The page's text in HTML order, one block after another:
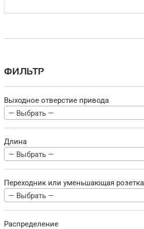
ФИЛЬТР
Выходное отверстие привода
— Выбрать —
Длина
— Выбрать —
Переходник или уменьшающая розетка
— Выбрать —
Распределение